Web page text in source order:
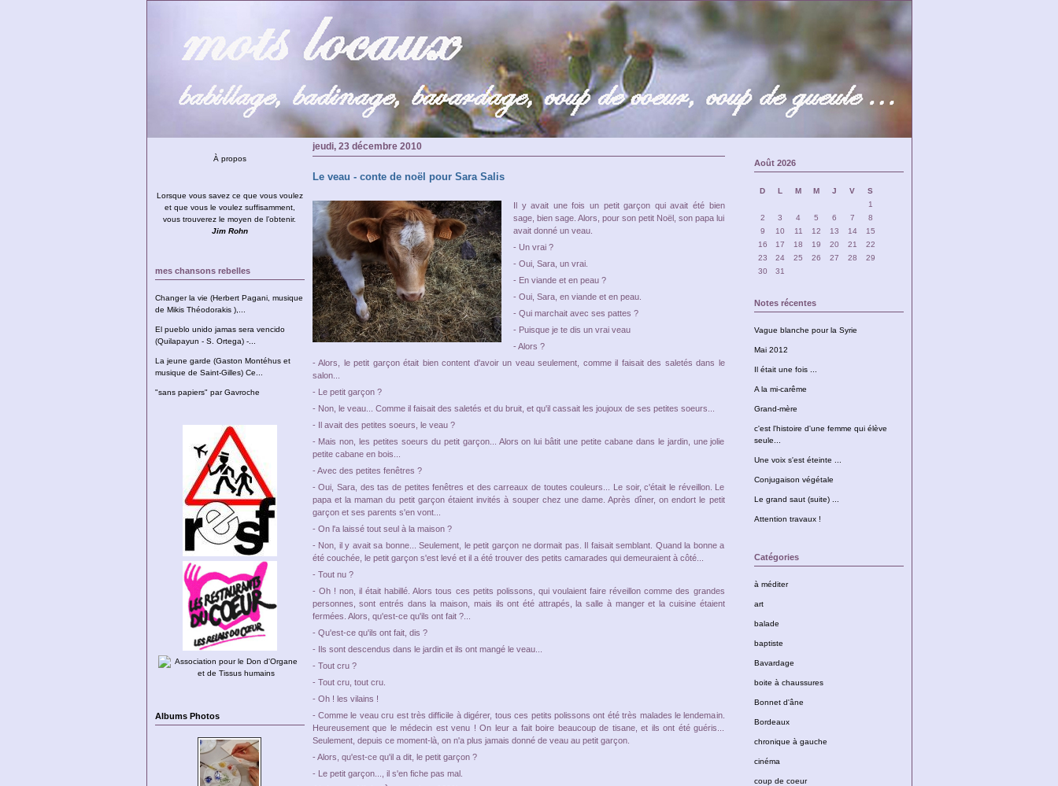
À propos
Lorsque vous savez ce que vous voulez
et que vous le voulez suffisamment,
vous trouverez le moyen de l’obtenir.
Jim Rohn
mes chansons rebelles
Changer la vie (Herbert Pagani, musique
de Mikis Théodorakis ),...
El pueblo unido jamas sera vencido
(Quilapayun - S. Ortega) -...
La jeune garde (Gaston Montéhus et
musique de Saint-Gilles) Ce...
"sans papiers" par Gavroche
Albums Photos
Août 2026
D L M M J V
S
1
2
3 4 5 6 7
8
9
10 11 12 13 14
15
16
17 18 19 20 21
22
23
24 25 26 27 28
29
30
31
Notes récentes
Vague blanche pour la Syrie
Mai 2012
Il était une fois ...
A la mi-carême
Grand-mère
c'est l'histoire d'une femme qui élève
seule...
Une voix s'est éteinte ...
Conjugaison végétale
Le grand saut (suite) ...
Attention travaux !
Catégories
à méditer
art
balade
baptiste
Bavardage
boite à chaussures
Bonnet d'âne
Bordeaux
chronique à gauche
cinéma
coup de coeur
jeudi, 23 décembre 2010
Le veau - conte de noël pour Sara Salis
Il y avait une fois un petit garçon qui avait été bien
sage, bien sage. Alors, pour son petit Noël, son papa lui
avait donné un veau.
- Un vrai ?
- Oui, Sara, un vrai.
- En viande et en peau ?
- Oui, Sara, en viande et en peau.
- Qui marchait avec ses pattes ?
- Puisque je te dis un vrai veau
- Alors ?
- Alors, le petit garçon était bien content d'avoir un veau seulement, comme il faisait des saletés dans le
salon...
- Le petit garçon ?
- Non, le veau... Comme il faisait des saletés et du bruit, et qu'il cassait les joujoux de ses petites soeurs...
- Il avait des petites soeurs, le veau ?
- Mais non, les petites soeurs du petit garçon... Alors on lui bâtit une petite cabane dans le jardin, une jolie
petite cabane en bois...
- Avec des petites fenêtres ?
- Oui, Sara, des tas de petites fenêtres et des carreaux de toutes couleurs... Le soir, c'était le réveillon. Le
papa et la maman du petit garçon étaient invités à souper chez une dame. Après dîner, on endort le petit
garçon et ses parents s'en vont...
- On l'a laissé tout seul à la maison ?
- Non, il y avait sa bonne... Seulement, le petit garçon ne dormait pas. Il faisait semblant. Quand la bonne a
été couchée, le petit garçon s'est levé et il a été trouver des petits camarades qui demeuraient à côté...
- Tout nu ?
- Oh ! non, il était habillé. Alors tous ces petits polissons, qui voulaient faire réveillon comme des grandes
personnes, sont entrés dans la maison, mais ils ont été attrapés, la salle à manger et la cuisine étaient
fermées. Alors, qu'est-ce qu'ils ont fait ?...
- Qu'est-ce qu'ils ont fait, dis ?
- Ils sont descendus dans le jardin et ils ont mangé le veau...
- Tout cru ?
- Tout cru, tout cru.
- Oh ! les vilains !
- Comme le veau cru est très difficile à digérer, tous ces petits polissons ont été très malades le lendemain.
Heureusement que le médecin est venu ! On leur a fait boire beaucoup de tisane, et ils ont été guéris...
Seulement, depuis ce moment-là, on n'a plus jamais donné de veau au petit garçon.
- Alors, qu'est-ce qu'il a dit, le petit garçon ?
- Le petit garçon..., il s'en fiche pas mal.